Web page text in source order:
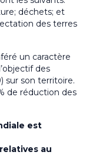
déchets; et
des terres
un caractère
des
sur son territoire.
de réduction des
est
au